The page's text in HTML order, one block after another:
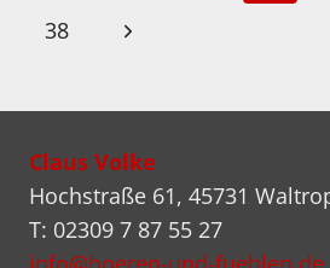
Seite
38
Nächste
Claus Volke
Hochstraße 61, 45731
T: 02309 7 87 55 27